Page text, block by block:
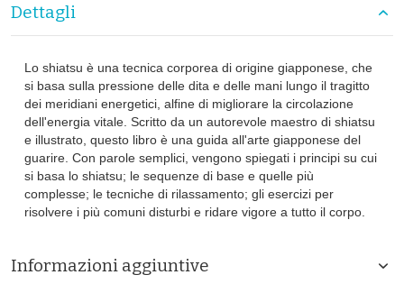
Dettagli
Lo shiatsu è una tecnica corporea di origine giapponese, che
si basa sulla pressione delle dita e delle mani lungo il tragitto
dei meridiani energetici, alfine di migliorare la circolazione
dell'energia vitale. Scritto da un autorevole maestro di shiatsu
e illustrato, questo libro è una guida all'arte giapponese del
guarire. Con parole semplici, vengono spiegati i principi su cui
si basa lo shiatsu; le sequenze di base e quelle più
complesse; le tecniche di rilassamento; gli esercizi per
risolvere i più comuni disturbi e ridare vigore a tutto il corpo.
Informazioni aggiuntive